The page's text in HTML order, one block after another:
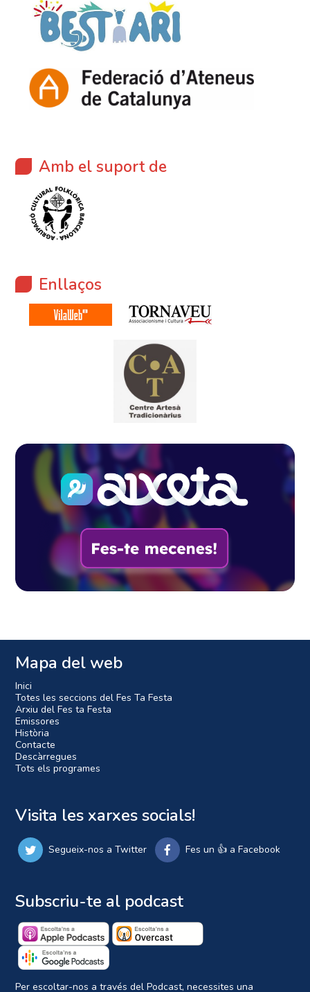
Amb el suport de
Enllaços
Mapa del web
Inici
Totes les seccions del Fes Ta Festa
Arxiu del Fes ta Festa
Emissores
Història
Contacte
Descàrregues
Tots els programes
Visita les xarxes socials!
Segueix-nos a Twitter Fes un 👍 a Facebook
Subscriu-te al podcast
Per escoltar-nos a través del Podcast, necessites una